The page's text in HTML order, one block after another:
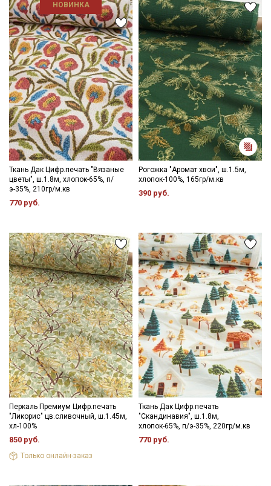
НОВИНКА
Ткань Дак Цифр.печать "Вязаные
цветы", ш.1.8м, хлопок-65%, п/
э-35%, 210гр/м.кв
770 руб.
Рогожка "Аромат хвои", ш.1.5м,
хлопок-100%, 165гр/м.кв
390 руб.
Перкаль Премиум Цифр.печать
"Ликорис" цв.сливочный, ш.1.45м,
хл-100%
850 руб.
Только онлайн-заказ
Ткань Дак Цифр.печать
"Скандинавия", ш.1.8м,
хлопок-65%, п/э-35%, 220гр/м.кв
770 руб.